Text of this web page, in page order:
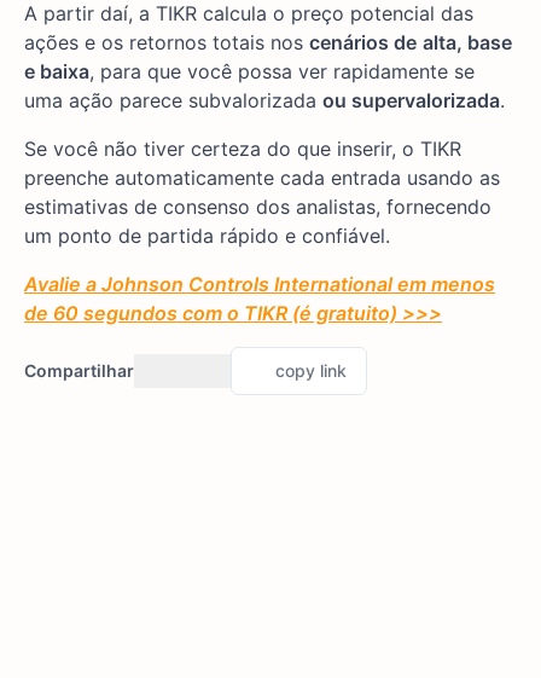
A partir daí, a TIKR calcula o preço potencial das
ações e os retornos totais nos cenários de alta, base
e baixa, para que você possa ver rapidamente se
uma ação parece subvalorizada ou supervalorizada.
Se você não tiver certeza do que inserir, o TIKR
preenche automaticamente cada entrada usando as
estimativas de consenso dos analistas, fornecendo
um ponto de partida rápido e confiável.
Avalie a Johnson Controls International em menos
de 60 segundos com o TIKR (é gratuito) >>>
Compartilhar copy link